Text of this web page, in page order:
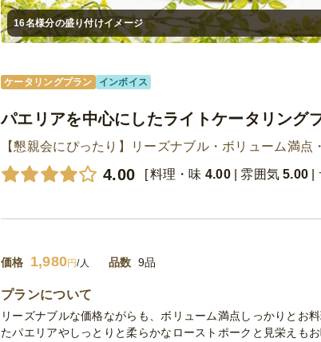
16名様分の盛り付けイメージ
ケータリングプラン インボイス
パエリアを中心にしたライトケータリング
【懇親会にぴったり】リーズナブル・ボリューム満
4.00 料理・味 4.00 雰囲気 5.00
価格 1,980円/人 品数 9品
プランについて
リーズナブルな価格ながらも、ボリューム満点しっかりとお
たパエリアやしっとりと柔らかなローストポークと見栄えも